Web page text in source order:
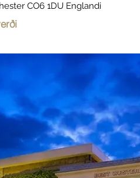
CO6 1DU Englandi